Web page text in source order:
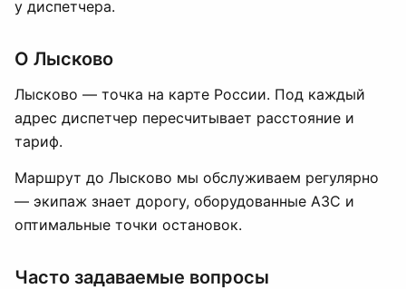
у диспетчера.
О Лысково
Лысково — точка на карте России. Под каждый
адрес диспетчер пересчитывает расстояние и
тариф.
Маршрут до Лысково мы обслуживаем регулярно
— экипаж знает дорогу, оборудованные АЗС и
оптимальные точки остановок.
Часто задаваемые вопросы